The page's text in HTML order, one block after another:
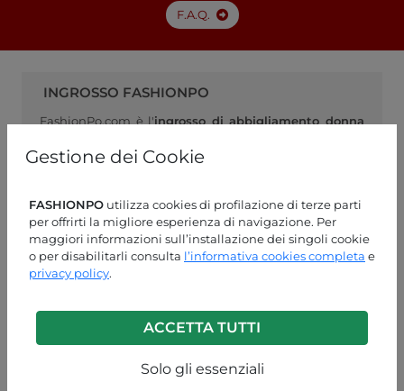
Gestione dei Cookie
FASHIONPO utilizza cookies di profilazione di terze parti
per offrirti la migliore esperienza di navigazione. Per
maggiori informazioni sull’installazione dei singoli cookie
o per disabilitarli consulta l’informativa cookies completa e
privacy policy.
ACCETTA TUTTI
Solo gli essenziali
F.A.Q.
INGROSSO FASHIONPO
FashionPo.com è l'ingrosso di abbigliamento donna
collegamento ideale tra produttori di abbigliamento
sicuro, e rimanisempre aggiornato con la moda del
momento
ASSISTENZA CLIENTI
+39 0574 729286
info@fashionpo.it